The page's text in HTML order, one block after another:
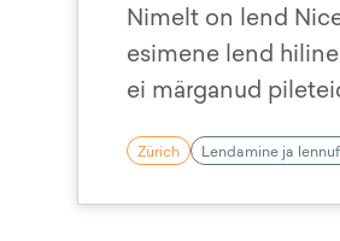
Nimelt on lend
esimene lend
ei märganud
Zürich Lendamine ja